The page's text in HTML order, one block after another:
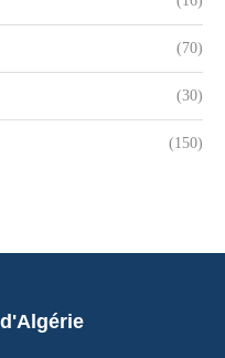
(70)
(30)
(150)